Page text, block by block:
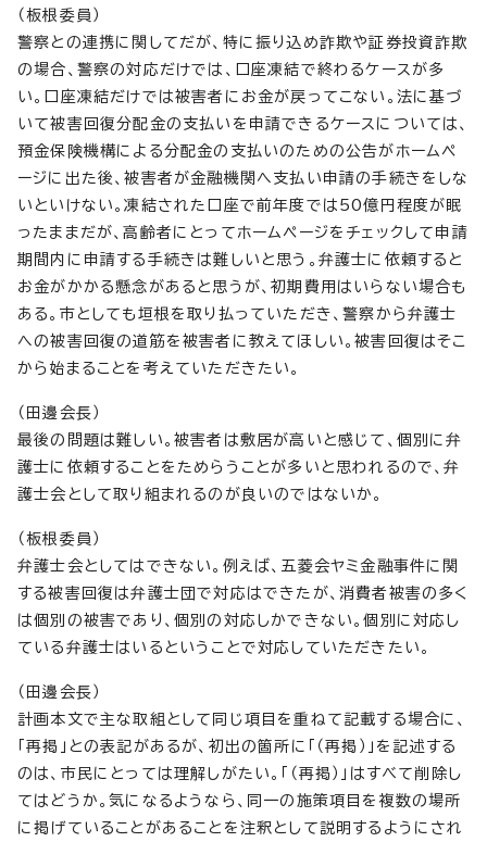
（板根委員）
警察との連携に関してだが、特に振り込め詐欺や証券投資詐欺
の場合、警察の対応だけでは、口座凍結で終わるケースが多
い。口座凍結だけでは被害者にお金が戻ってこない。法に基づ
いて被害回復分配金の支払いを申請できるケースについては、
預金保険機構による分配金の支払いのための公告がホームペ
ージに出た後、被害者が金融機関へ支払い申請の手続きをしな
いといけない。凍結された口座で前年度では50億円程度が眠
ったままだが、高齢者にとってホームページをチェックして申請
期間内に申請する手続きは難しいと思う。弁護士に依頼すると
お金がかかる懸念があると思うが、初期費用はいらない場合も
ある。市としても垣根を取り払っていただき、警察から弁護士
への被害回復の道筋を被害者に教えてほしい。被害回復はそこ
から始まることを考えていただきたい。
（田邊会長）
最後の問題は難しい。被害者は敷居が高いと感じて、個別に弁
護士に依頼することをためらうことが多いと思われるので、弁
護士会として取り組まれるのが良いのではないか。
（板根委員）
弁護士会としてはできない。例えば、五菱会ヤミ金融事件に関
する被害回復は弁護士団で対応はできたが、消費者被害の多く
は個別の被害であり、個別の対応しかできない。個別に対応し
ている弁護士はいるということで対応していただきたい。
（田邊会長）
計画本文で主な取組として同じ項目を重ねて記載する場合に、
「再掲」との表記があるが、初出の箇所に「（再掲）」を記述する
のは、市民にとっては理解しがたい。「（再掲）」はすべて削除し
てはどうか。気になるようなら、同一の施策項目を複数の場所
に掲げていることがあることを注釈として説明するようにされ